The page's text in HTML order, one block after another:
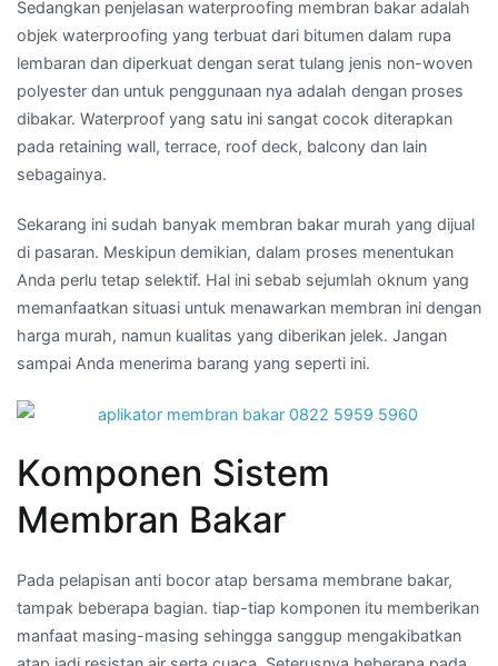
Sedangkan penjelasan waterproofing membran bakar adalah
objek waterproofing yang terbuat dari bitumen dalam rupa
lembaran dan diperkuat dengan serat tulang jenis non-woven
polyester dan untuk penggunaan nya adalah dengan proses
dibakar. Waterproof yang satu ini sangat cocok diterapkan
pada retaining wall, terrace, roof deck, balcony dan lain
sebagainya.
Sekarang ini sudah banyak membran bakar murah yang dijual
di pasaran. Meskipun demikian, dalam proses menentukan
Anda perlu tetap selektif. Hal ini sebab sejumlah oknum yang
memanfaatkan situasi untuk menawarkan membran ini dengan
harga murah, namun kualitas yang diberikan jelek. Jangan
sampai Anda menerima barang yang seperti ini.
Komponen Sistem
Membran Bakar
Pada pelapisan anti bocor atap bersama membrane bakar,
tampak beberapa bagian. tiap-tiap komponen itu memberikan
manfaat masing-masing sehingga sanggup mengakibatkan